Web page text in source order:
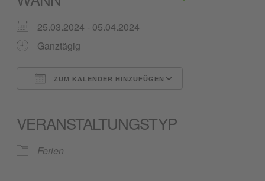
25.03.2024 - 05.04.2024
Ganztägig
ZUM KALENDER HINZUFÜGEN
VERANSTALTUNGSTYP
Ferien